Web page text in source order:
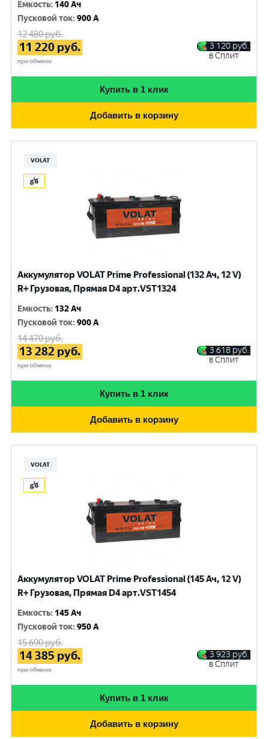
Емкость: 140 Ач
Пусковой ток:900 A
12 480руб.
11 220 руб.
при обмене
3 120 руб.
в Сплит
Купить в 1 клик
Добавить в корзину
VOLAT
Аккумулятор VOLAT Prime Professional (132 Ач, 12 V)
R+ Грузовая, Прямая D4 арт.VST1324
Емкость: 132 Ач
Пусковой ток:900 A
14 470руб.
13 282 руб.
при обмене
3 618 руб.
в Сплит
Купить в 1 клик
Добавить в корзину
VOLAT
Аккумулятор VOLAT Prime Professional (145 Ач, 12 V)
R+ Грузовая, Прямая D4 арт.VST1454
Емкость: 145 Ач
Пусковой ток:950 A
15 690руб.
14 385 руб.
при обмене
3 923 руб.
в Сплит
Купить в 1 клик
Добавить в корзину